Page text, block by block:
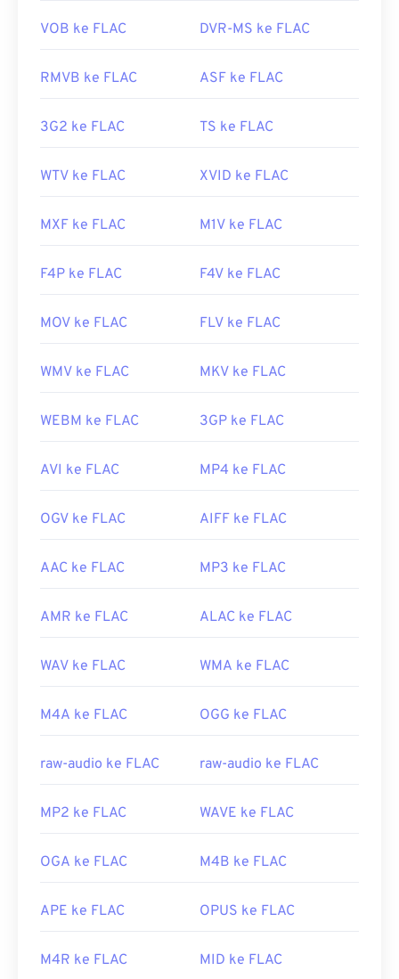
"gratis" pada namanya,
FLACadalah perangkat
Dikembangkan oleh:
Yayasan Xiph.Org
Tautan yang berguna:
https://en.wikipedia.org/wiki/FLAC
VOB ke FLAC DVR-MS ke FLAC
RMVB ke FLAC ASF ke FLAC
3G2 ke FLAC TS ke FLAC
WTV ke FLAC XVID ke FLAC
MXF ke FLAC M1V ke FLAC
F4P ke FLAC F4V ke FLAC
MOV ke FLAC FLV ke FLAC
WMV ke FLAC MKV ke FLAC
WEBM ke FLAC 3GP ke FLAC
AVI ke FLAC MP4 ke FLAC
OGV ke FLAC AIFF ke FLAC
AAC ke FLAC MP3 ke FLAC
AMR ke FLAC ALAC ke FLAC
WAV ke FLAC WMA ke FLAC
M4A ke FLAC OGG ke FLAC
raw-audio ke FLAC raw-audio ke FLAC
MP2 ke FLAC WAVE ke FLAC
OGA ke FLAC M4B ke FLAC
APE ke FLAC OPUS ke FLAC
M4R ke FLAC MID ke FLAC